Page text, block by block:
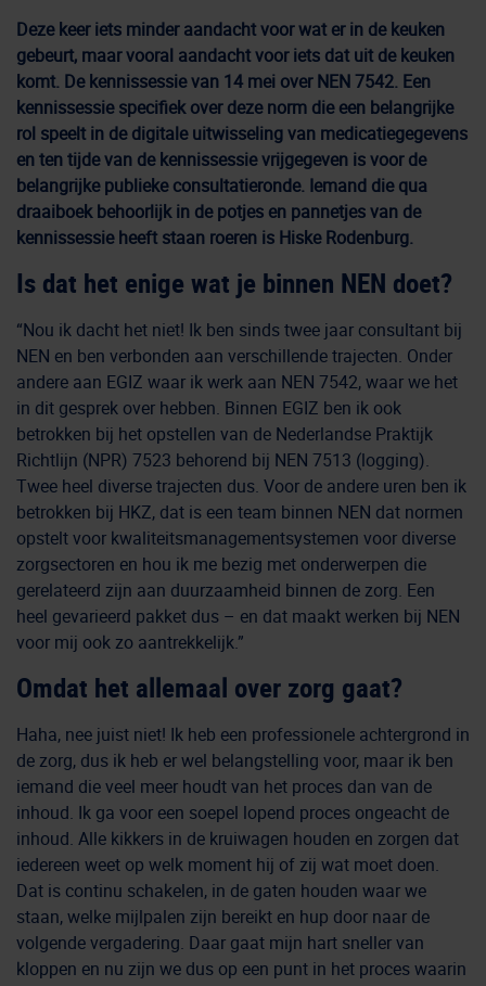
Deze keer iets minder aandacht voor wat er in de keuken
gebeurt, maar vooral aandacht voor iets dat uit de keuken
komt. De kennissessievan 14 mei over NEN 7542. Een
kennissessie specifiek over deze norm die een belangrijke
rol speelt in de digitale uitwisseling van medicatiegegevens
en ten tijde van de kennissessievrijgegeven is voor de
belangrijke publieke consultatieronde. Iemand die qua
draaiboek behoorlijk in de potjes en pannetjes van de
kennissessieheeft staan roeren is Hiske Rodenburg.
Is dat het enige wat je binnen NEN doet?
“Nou ik dacht het niet! Ik ben sinds twee jaar consultant bij
NEN en ben verbonden aan verschillende trajecten. Onder
andere aan EGIZ waar ik werk aan NEN 7542, waar we het
in dit gesprek over hebben. Binnen EGIZ ben ik ook
betrokken bij het opstellen van de Nederlandse Praktijk
Richtlijn (NPR) 7523 behorend bij NEN 7513 (logging).
Twee heel diverse trajecten dus. Voor de andere uren ben ik
betrokken bij HKZ, dat is een team binnen NEN dat normen
opstelt voor kwaliteitsmanagementsystemen voor diverse
zorgsectoren en hou ik me bezig met onderwerpen die
gerelateerd zijn aan duurzaamheid binnen de zorg. Een
heel gevarieerd pakket dus – en dat maakt werken bij NEN
voor mij ook zo aantrekkelijk.”
Omdat het allemaal over zorg gaat?
Haha, nee juist niet! Ik heb een professionele achtergrond in
de zorg, dus ik heb er wel belangstelling voor, maar ik ben
iemand die veel meer houdt van het proces dan van de
inhoud. Ik ga voor een soepel lopend proces ongeacht de
inhoud. Alle kikkers in de kruiwagen houden en zorgen dat
iedereen weet op welk moment hij of zij wat moet doen.
Dat is continu schakelen, in de gaten houden waar we
staan, welke mijlpalen zijn bereikt en hup door naar de
volgende vergadering. Daar gaat mijn hart sneller van
kloppen en nu zijn we dus op een punt in het proces waarin